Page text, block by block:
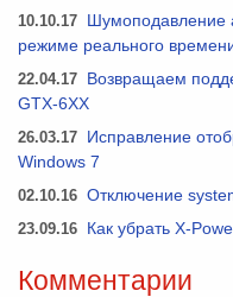
10.10.17 Шумоподавление
режиме реального
22.04.17 Возвращаем
GTX-6XX
26.03.17 Исправление
Windows 7
02.10.16 Отключение
23.09.16 Как убрать X-
Комментарии